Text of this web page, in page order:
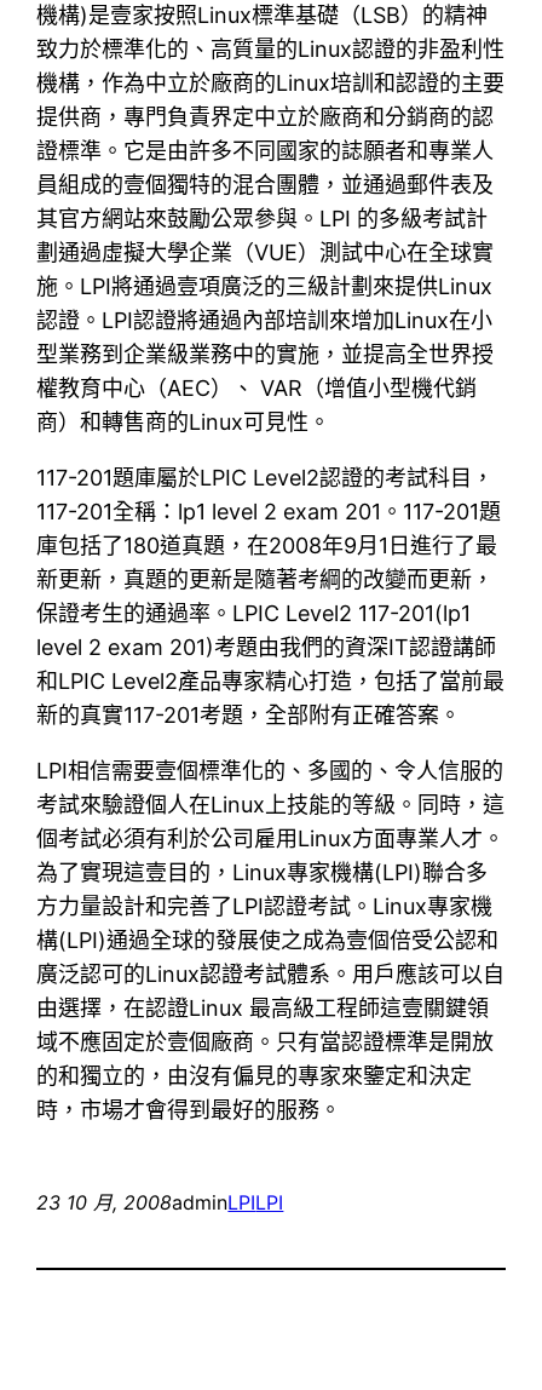
機構)是壹家按照Linux標準基礎（LSB）的精神
致力於標準化的、高質量的Linux認證的非盈利性
機構，作為中立於廠商的Linux培訓和認證的主要
提供商，專門負責界定中立於廠商和分銷商的認
證標準。它是由許多不同國家的誌願者和專業人
員組成的壹個獨特的混合團體，並通過郵件表及
其官方網站來鼓勵公眾參與。LPI 的多級考試計
劃通過虛擬大學企業（VUE）測試中心在全球實
施。LPI將通過壹項廣泛的三級計劃來提供Linux
認證。LPI認證將通過內部培訓來增加Linux在小
型業務到企業級業務中的實施，並提高全世界授
權教育中心（AEC）、 VAR（增值小型機代銷
商）和轉售商的Linux可見性。
117-201題庫屬於LPIC Level2認證的考試科目，
117-201全稱：lp1 level 2 exam 201。117-201題
庫包括了180道真題，在2008年9月1日進行了最
新更新，真題的更新是隨著考綱的改變而更新，
保證考生的通過率。LPIC Level2 117-201(lp1
level 2 exam 201)考題由我們的資深IT認證講師
和LPIC Level2產品專家精心打造，包括了當前最
新的真實117-201考題，全部附有正確答案。
LPI相信需要壹個標準化的、多國的、令人信服的
考試來驗證個人在Linux上技能的等級。同時，這
個考試必須有利於公司雇用Linux方面專業人才。
為了實現這壹目的，Linux專家機構(LPI)聯合多
方力量設計和完善了LPI認證考試。Linux專家機
構(LPI)通過全球的發展使之成為壹個倍受公認和
廣泛認可的Linux認證考試體系。用戶應該可以自
由選擇，在認證Linux 最高級工程師這壹關鍵領
域不應固定於壹個廠商。只有當認證標準是開放
的和獨立的，由沒有偏見的專家來鑒定和決定
時，市場才會得到最好的服務。
23 10 月, 2008adminLPILPI